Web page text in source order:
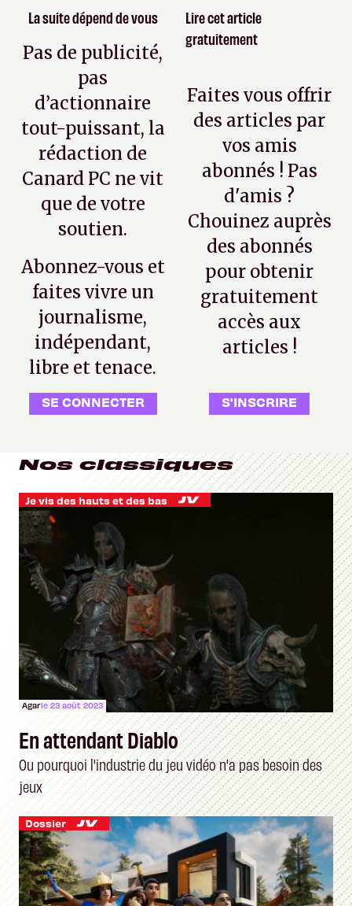
La suite dépend de vous
Pas de publicité,
pas
d’actionnaire
tout-puissant, la
rédaction de
Canard PC ne vit
que de votre
soutien.
Abonnez-vous et
faites vivre un
journalisme,
indépendant,
libre et tenace.
SE CONNECTER
Lire cet article
gratuitement
Faites vous offrir
des articles par
vos amis
abonnés ! Pas
d'amis ?
Chouinez auprès
des abonnés
pour obtenir
gratuitement
accès aux
articles !
S'INSCRIRE
Nos classiques
Je vis des hauts et des bas
Agarle 23 août 2023
En attendant Diablo
Ou pourquoi l'industrie du jeu vidéo n'a pas besoin des
jeux
Dossier